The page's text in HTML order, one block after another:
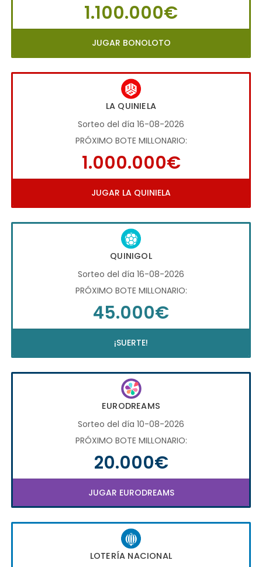
1.100.000€
JUGAR BONOLOTO
LA QUINIELA
Sorteo del día 16-08-2026
PRÓXIMO BOTE MILLONARIO:
1.000.000€
JUGAR LA QUINIELA
QUINIGOL
Sorteo del día 16-08-2026
PRÓXIMO BOTE MILLONARIO:
45.000€
¡SUERTE!
EURODREAMS
Sorteo del día 10-08-2026
PRÓXIMO BOTE MILLONARIO:
20.000€
JUGAR EURODREAMS
LOTERÍA NACIONAL